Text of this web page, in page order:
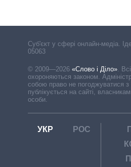
Cуб'єкт у сфері онлайн-медіа.
05063
© 2009—2026 «Слово і Діло»
охороняються законом.
собою право не погоджуватися з
публікується на сайті,
особи.
УКР РОС